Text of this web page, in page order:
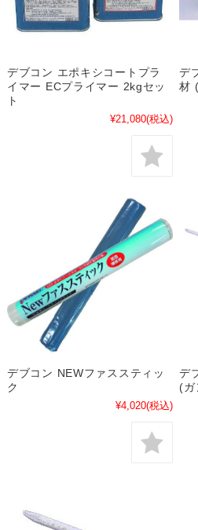
デブコン エポキシコートプラ
イマー ECプライマー 2kgセッ
ト
¥21,080(税込)
デ
材
デブコン NEWファススティッ
ク
¥4,020(税込)
デ
(ガ